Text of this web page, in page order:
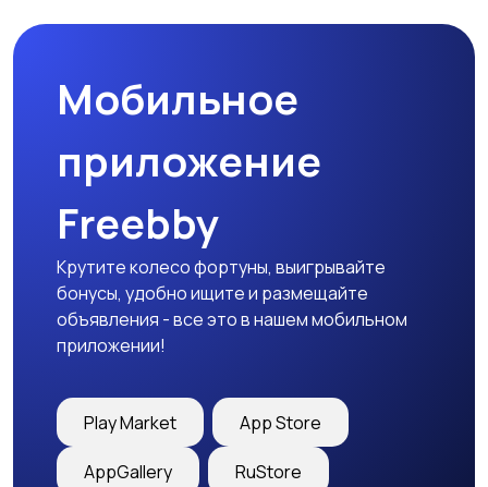
Медицина Начало карьеры
Образование и наука
закупки
Мобильное
приложение
Freebby
Крутите колесо фортуны, выигрывайте
бонусы, удобно ищите и размещайте
объявления - все это в нашем мобильном
приложении!
Play Market App Store
AppGallery RuStore